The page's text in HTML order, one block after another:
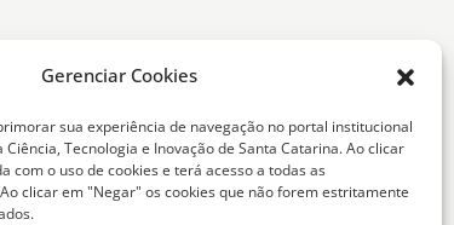
Gerenciar Cookies
sua experiência de navegação no portal institucional
Tecnologia e Inovação de Santa Catarina. Ao clicar
com o uso de cookies e terá acesso a todas as
clicar em "Negar" os cookies que não forem estritamente
-